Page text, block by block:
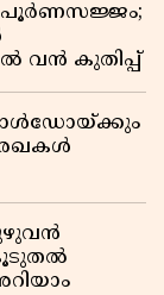
പൂർണസജ്ജം;
വൻ കുതിപ്പ്